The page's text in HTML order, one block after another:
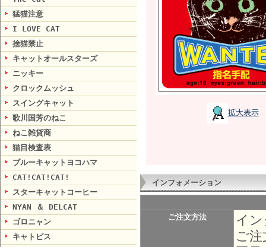
猛猫注意
I LOVE CAT
捨猫禁止
キャットオールスターズ
ニッキー
クロックムッシュ
スイングキャット
歌川国芳のねこ
ねこ雑貨商
猫目検査表
ブルーキャットヨコハマ
CAT!CAT!CAT!
スターキャットコーヒー
NYAN ＆ DELCAT
ゴロニャン
キャトピス
拡大表示
インフォメーション
ご注文方法
イ
ご